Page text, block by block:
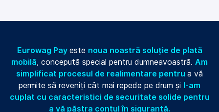
Eurowag Pay este noua noastră soluție de plată
mobilă, concepută special pentru dumneavoastră. Am
simplificat procesul de realimentare pentru a vă
permite să reveniți cât mai repede pe drum și l-am
cuplat cu caracteristici de securitate solide pentru
a vă păstra contul în siguranță.